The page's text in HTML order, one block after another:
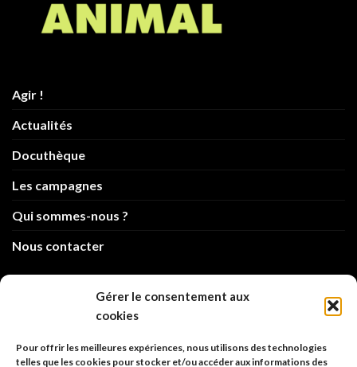
Gérer le consentement aux
cookies
Pour offrir les meilleures expériences, nous utilisons des technologies
telles que les cookies pour stocker et/ou accéder aux informations des
Agir !
Actualités
Docuthèque
Les campagnes
Qui sommes-nous ?
Nous contacter
info@code-animal.com
Code Animal